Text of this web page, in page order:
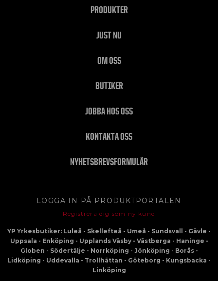
PRODUKTER
JUST NU
OM OSS
BUTIKER
JOBBA HOS OSS
KONTAKTA OSS
NYHETSBREVSFORMULÄR
LOGGA IN PÅ PRODUKTPORTALEN
Registrera dig som ny kund
YP Yrkesbutiker: Luleå - Skellefteå - Umeå - Sundsvall - Gävle -
Uppsala - Enköping - Upplands Väsby - Västberga - Haninge -
Globen - Södertälje - Norrköping - Jönköping - Borås -
Lidköping - Uddevalla - Trollhättan - Göteborg - Kungsbacka -
Linköping